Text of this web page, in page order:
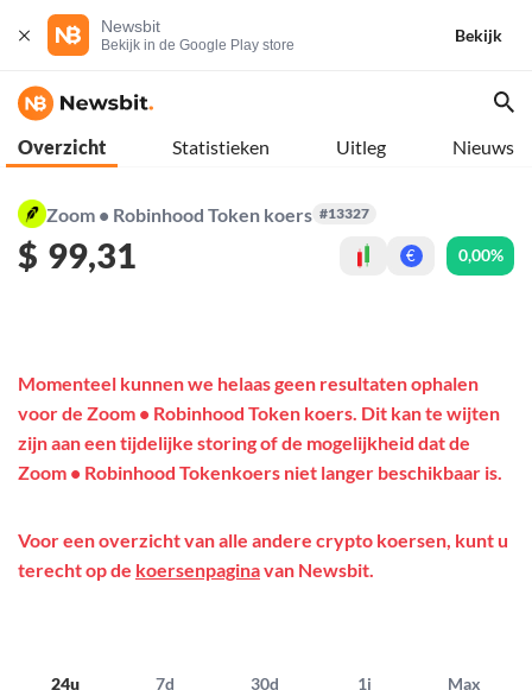
Newsbit
Bekijk in de Google Play store
Bekijk
Overzicht Statistieken Uitleg Nieuws
Zoom • Robinhood Token koers #13327
$ 99,31 € 0,00%
24u 7d 30d 1j Max
Momenteel kunnen we helaas geen resultaten ophalen
voor de Zoom • Robinhood Token koers. Dit kan te wijten
zijn aan een tijdelijke storing of de mogelijkheid dat de
Zoom • Robinhood Tokenkoers niet langer beschikbaar is.
Voor een overzicht van alle andere crypto koersen, kunt u
terecht op de koersenpaginavan Newsbit.